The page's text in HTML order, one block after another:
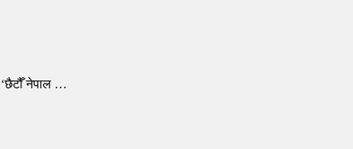
‘छैटौँ नेपाल …